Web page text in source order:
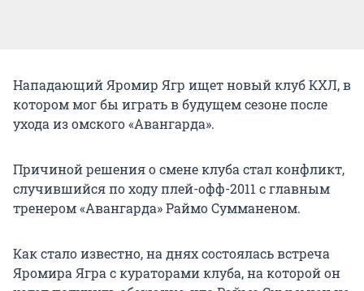
Нападающий Яромир Ягр ищет новый клуб КХЛ, в
котором мог бы играть в будущем сезоне после
ухода из омского «Авангарда».
Причиной решения о смене клуба стал конфликт,
случившийся по ходу плей-офф-2011 с главным
тренером «Авангарда» Раймо Сумманеном.
Как стало известно, на днях состоялась встреча
Яромира Ягра с кураторами клуба, на которой он